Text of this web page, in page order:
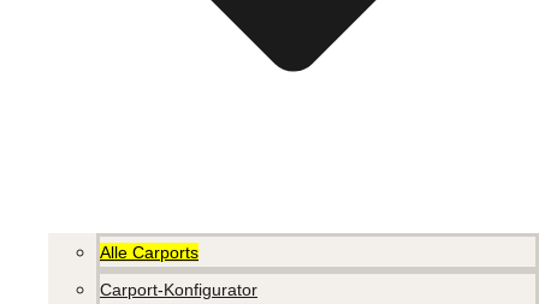
Alle Carports
Carport-Konfigurator